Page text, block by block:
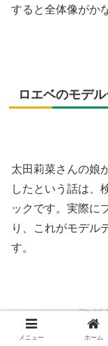
すると全体像がか
ロエベのモデ
太田莉菜さんの娘
したという話は、
ックです。実際に
り、これがモデル
す。
メニュー ホーム